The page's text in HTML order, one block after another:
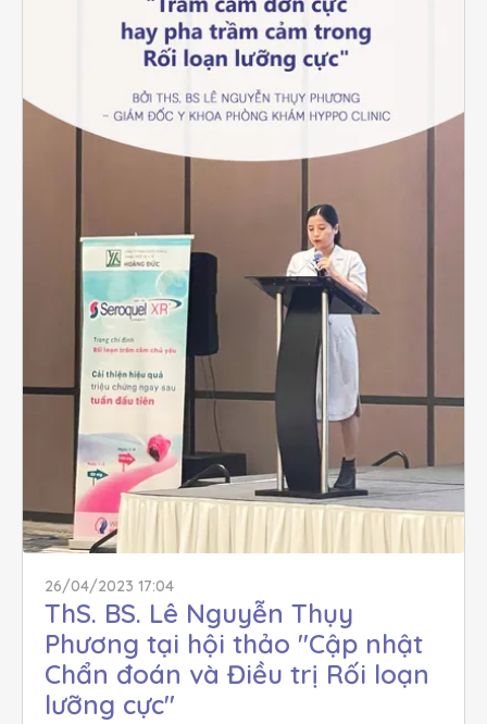
26/04/2023 17:04
ThS. BS. Lê Nguyễn Thụy
Phương tại hội thảo "Cập nhật
Chẩn đoán và Điều trị Rối loạn
lưỡng cực"